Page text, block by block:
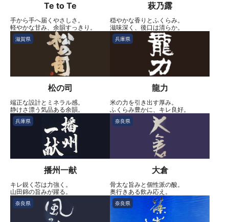
Te to Te
手から手へ届くやさしさ。
軽やかな甘み、余韻すっきり。
萩乃露
穏やかな香りとふくらみ。
滋味深く、後口は清らか。
滋賀県
松の司
端正な設計とミネラル感。
静けさ漂う気品ある余韻。
兵庫県
龍力
米の力を引き出す厚み。
ふくらみ豊かに、キレ良好。
兵庫県
播州一献
キレ鋭く芯は力強く。
山田錦の旨みが躍る。
奈良県
大倉
骨太な旨みと個性派の酸。
奥行きある飲み応え。
奈良県 奈良県